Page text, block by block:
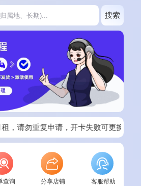
搜索
，请勿重复申请，开卡失败可更换其他
查询 分享店铺 客服帮助